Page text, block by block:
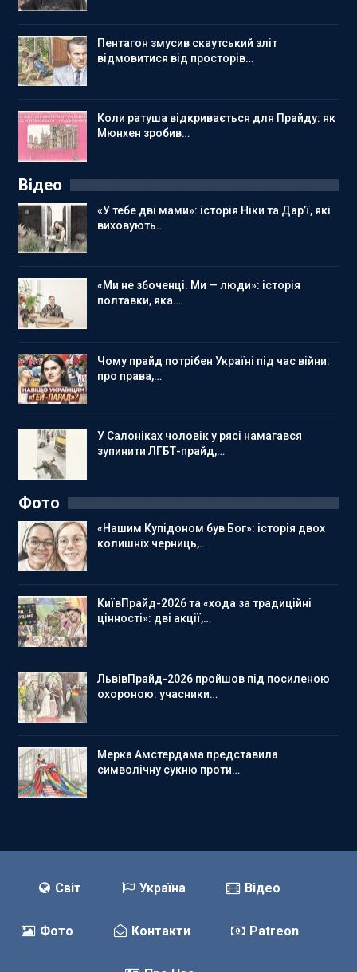
Пентагон змусив скаутський зліт
відмовитися від просторів…
Коли ратуша відкривається для Прайду: як
Мюнхен зробив…
Відео
«У тебе дві мами»: історія Ніки та Дар’ї, які
виховують…
«Ми не збоченці. Ми — люди»: історія
полтавки, яка…
Чому прайд потрібен Україні під час війни:
про права,…
У Салоніках чоловік у рясі намагався
зупинити ЛГБТ-прайд,…
Фото
«Нашим Купідоном був Бог»: історія двох
колишніх черниць,…
КиївПрайд-2026 та «хода за традиційні
цінності»: дві акції,…
ЛьвівПрайд-2026 пройшов під посиленою
охороною: учасники…
Мерка Амстердама представила
символічну сукню проти…
Світ Україна Відео
Фото Контакти Patreon